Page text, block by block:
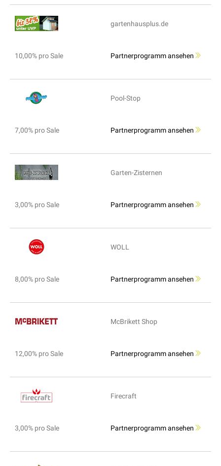
gartenhausplus.de
10,00% pro Sale Partnerprogramm ansehen
Pool-Stop
7,00% pro Sale Partnerprogramm ansehen
Garten-Zisternen
3,00% pro Sale Partnerprogramm ansehen
WOLL
8,00% pro Sale Partnerprogramm ansehen
McBrikett Shop
12,00% pro Sale Partnerprogramm ansehen
Firecraft
3,00% pro Sale Partnerprogramm ansehen